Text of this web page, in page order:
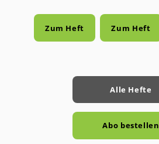
Zum Heft Zum Heft
Alle Hefte
Abo bestellen